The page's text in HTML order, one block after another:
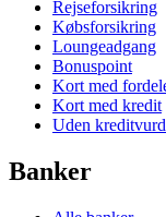
Rejseforsikring
Købsforsikring
Loungeadgang
Bonuspoint
Kort med
Kort med kredit
Uden
Banker